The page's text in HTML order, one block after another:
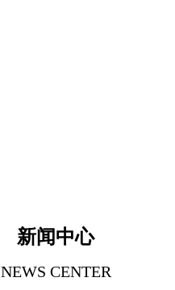
新闻中心
NEWS CENTER